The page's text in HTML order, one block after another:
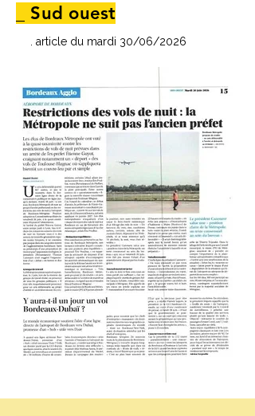
_ Sud ouest
. article du mardi 30/06/2026